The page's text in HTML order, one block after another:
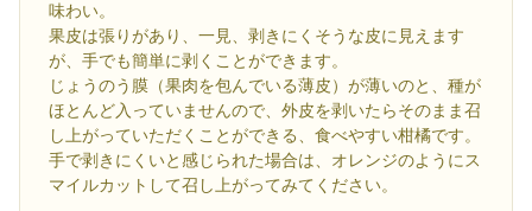
味わい。
果皮は張りがあり、一見、剥きにくそうな皮に見えます
が、手でも簡単に剥くことができます。
じょうのう膜（果肉を包んでいる薄皮）が薄いのと、種が
ほとんど入っていませんので、外皮を剥いたらそのまま召
し上がっていただくことができる、食べやすい柑橘です。
手で剥きにくいと感じられた場合は、オレンジのようにス
マイルカットして召し上がってみてください。